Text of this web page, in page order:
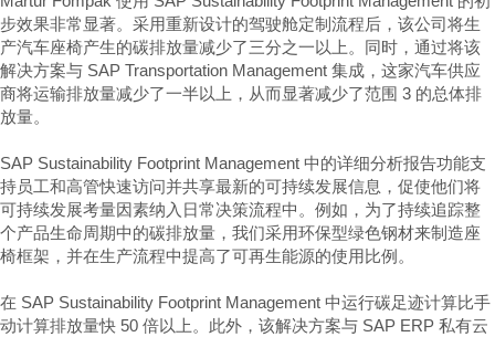
步效果非常显著。采用重新设计的驾驶舱定制流程后，该公司将生
产汽车座椅产生的碳排放量减少了三分之一以上。同时，通过将该
解决方案与 SAP Transportation Management 集成，这家汽车供应
商将运输排放量减少了一半以上，从而显著减少了范围 3 的总体排
放量。
SAP Sustainability Footprint Management 中的详细分析报告功能支
持员工和高管快速访问并共享最新的可持续发展信息，促使他们将
可持续发展考量因素纳入日常决策流程中。例如，为了持续追踪整
个产品生命周期中的碳排放量，我们采用环保型绿色钢材来制造座
椅框架，并在生产流程中提高了可再生能源的使用比例。
在 SAP Sustainability Footprint Management 中运行碳足迹计算比手
动计算排放量快 50 倍以上。此外，该解决方案与 SAP ERP 私有云